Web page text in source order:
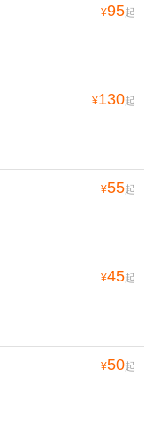
¥95起
¥130起
¥55起
¥45起
¥50起